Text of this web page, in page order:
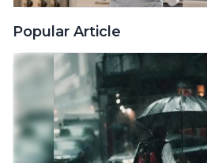
Popular Article